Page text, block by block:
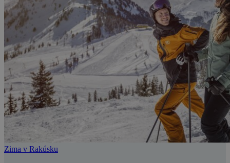
Zima v Rakúsku